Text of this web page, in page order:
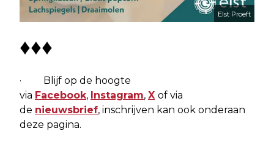
Elst Proeft
♦♦♦
· Blijf op de hoogte
via Facebook, Instagram, X of via
de nieuwsbrief, inschrijven kan ook onderaan
deze pagina.